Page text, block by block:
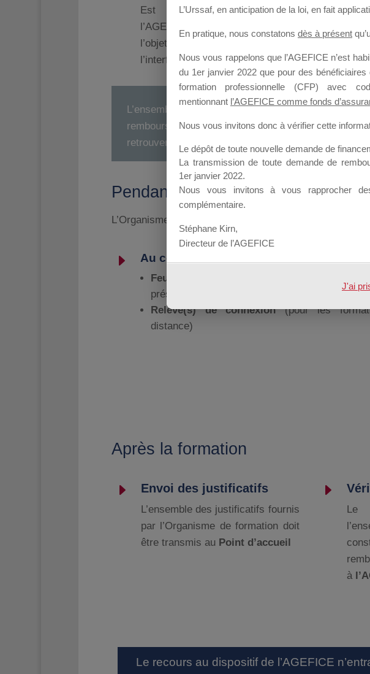
Est considérée comme transmise au
l’AGEFICE, la demande de prise en charge
l’objet d’une présaisie par un Point
l’interface de gestion et de suivi des dossiers.
L’ensemble des pièces à fournir pour la
remboursement d’une demande de financement
retrouver dans la partie
justificatifs à produire
Pendant la formation
L’Organisme de formation établit et doit faire remplir au
E Au cours de la formation
Feuille(s) d’émargement
présentiel)
Relevé(s) de connexion(pour les
distance)
Après la formation
E Envoi des justificatifs
L’ensemble des justificatifs fournis
par l’Organisme de formation doit
être transmis au Point d’accueil
E
Le
à
Le recours au dispositif de l’AGEFICE
L’Urssaf, en anticipation de la loi, en fait
En pratique, nous constatons dès à présent
Nous vous rappelons que l’AGEFICE n’est
du 1er janvier 2022 que pour des
formation professionnelle (CFP) avec
mentionnant l’AGEFICE comme fonds
Nous vous invitons donc à vérifier cette
Le dépôt de toute nouvelle demande de
La transmission de toute demande de
1er janvier 2022.
Nous vous invitons à vous rapprocher
complémentaire.
Stéphane Kirn,
Directeur de l’AGEFICE
J'ai